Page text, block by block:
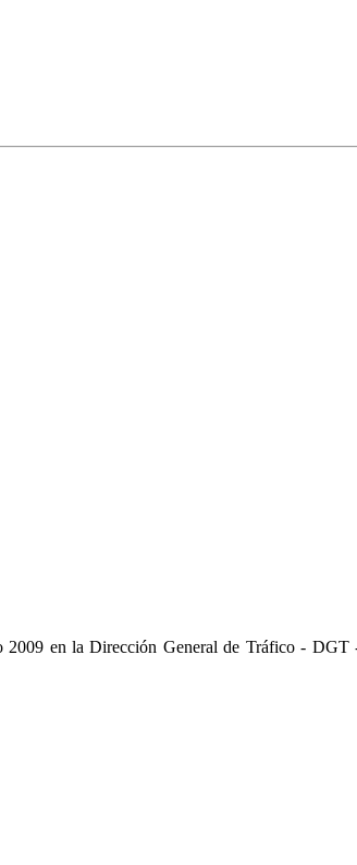
en la Dirección General de Tráfico - DGT